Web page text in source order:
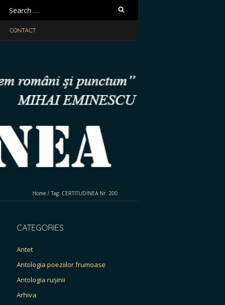
Search
for:
CONTACT
Home / Tag: CERTITUDINEA Nr. 200
CATEGORIES
Antet
Antologia poeziilor frumoase
Antologia rușinii
Arhiva